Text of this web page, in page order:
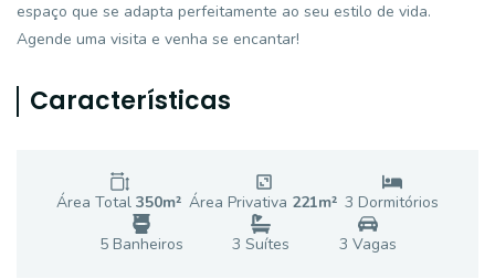
espaço que se adapta perfeitamente ao seu estilo de vida.
Agende uma visita e venha se encantar!
Características
Área Total 350m² Área Privativa 221m² 3 Dormitórios
5Banheiros 3 Suítes 3 Vagas